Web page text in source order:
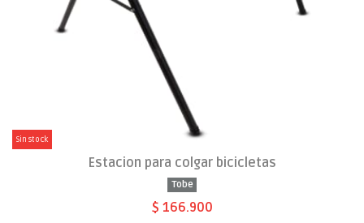
Sin stock
Estacion para colgar bicicletas
Tobe
$ 166.900